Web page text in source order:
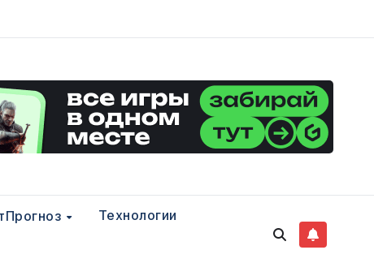
Технологии